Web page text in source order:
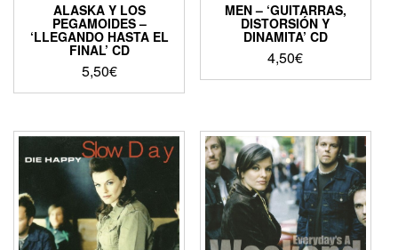
ALASKA Y LOS
PEGAMOIDES –
‘LLEGANDO HASTA EL
FINAL’ CD
5,50€
MEN – ‘GUITARRAS,
DISTORSIÓN Y
DINAMITA’ CD
4,50€